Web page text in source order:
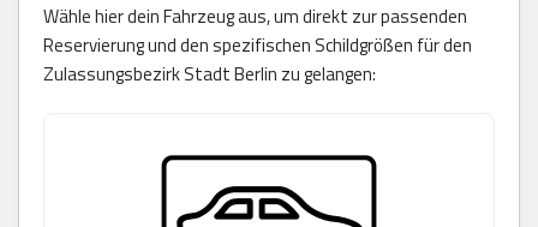
Wähle hier dein Fahrzeug aus, um direkt zur passenden
Reservierung und den spezifischen Schildgrößen für den
Zulassungsbezirk Stadt Berlin zu gelangen: